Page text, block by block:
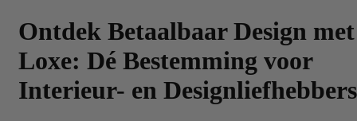
Ontdek Betaalbaar Design met
Loxe: Dé Bestemming voor
Interieur- en Designliefhebbers